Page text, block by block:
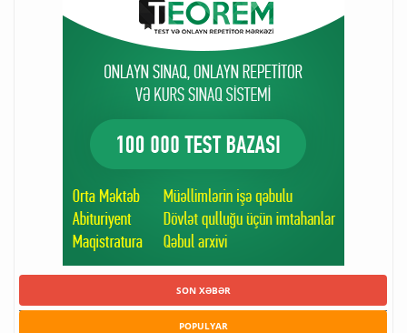
SON XƏBƏR
POPULYAR